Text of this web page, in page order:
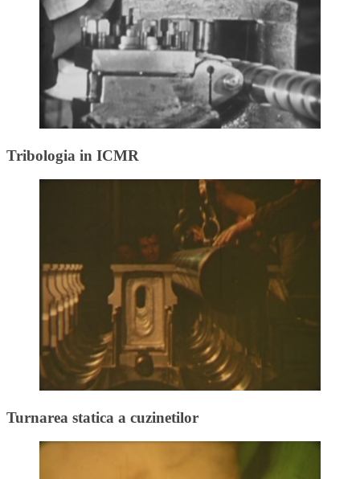
Tribologia in ICMR
Turnarea statica a cuzinetilor